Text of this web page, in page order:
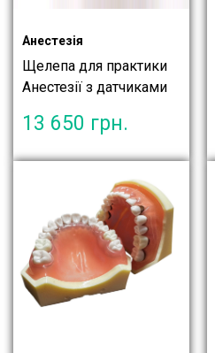
Анестезія
Щелепа для практики
Анестезії з датчиками
13 650 грн.